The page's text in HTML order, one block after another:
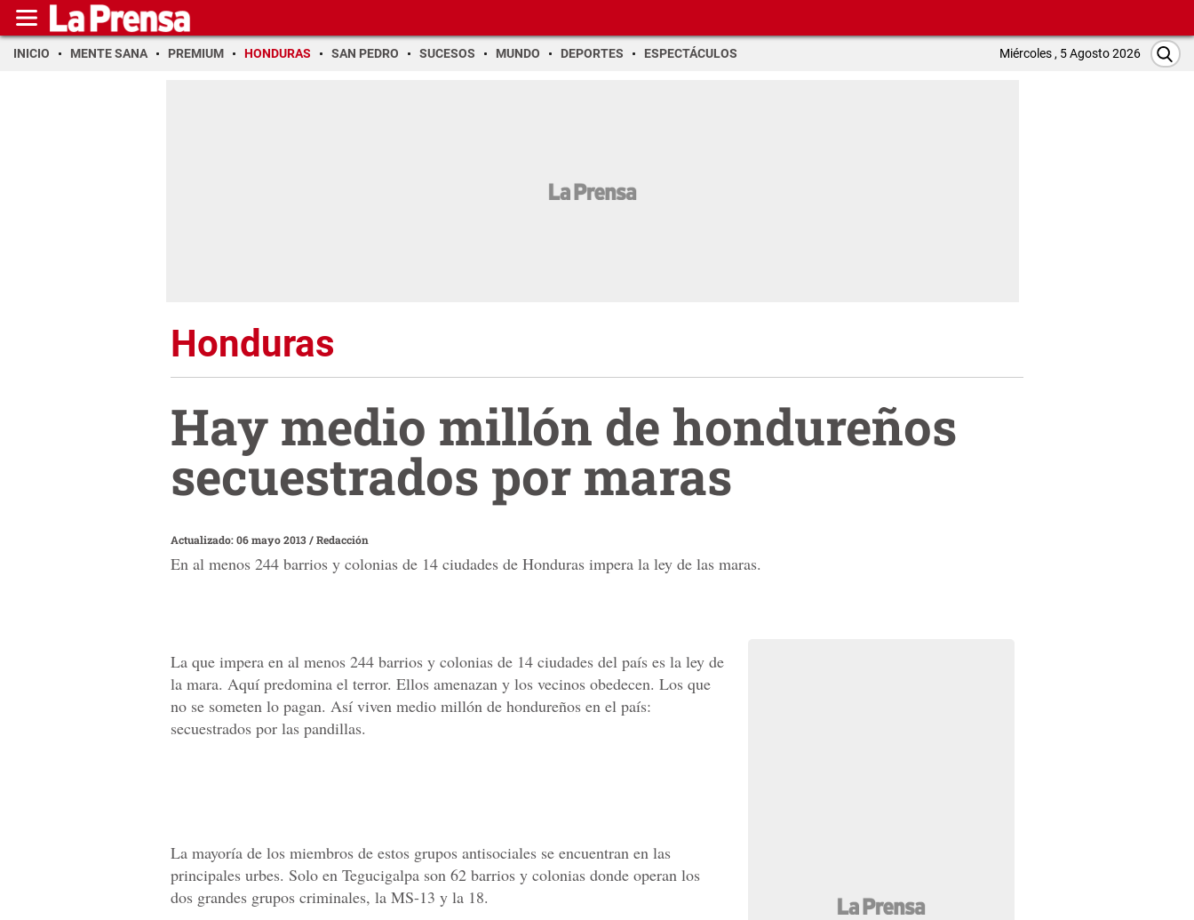
INICIO MENTE SANA PREMIUM HONDURAS SAN PEDRO SUCESOS MUNDO DEPORTES ESPECTÁCULOS Miércoles , 5 Agosto 2026
Honduras
Hay medio millón de hondureños
secuestrados por maras
Actualizado: 06 mayo 2013/Redacción
En al menos 244 barrios y colonias de 14 ciudades de Honduras impera la ley de las maras.
La que impera en al menos 244 barrios y colonias de 14 ciudades del país es la ley de
la mara. Aquí predomina el terror. Ellos amenazan y los vecinos obedecen. Los que
no se someten lo pagan. Así viven medio millón de hondureños en el país:
secuestrados por las pandillas.
La mayoría de los miembros de estos grupos antisociales se encuentran en las
principales urbes. Solo en Tegucigalpa son 62 barrios y colonias donde operan los
dos grandes grupos criminales, la MS-13 y la 18.